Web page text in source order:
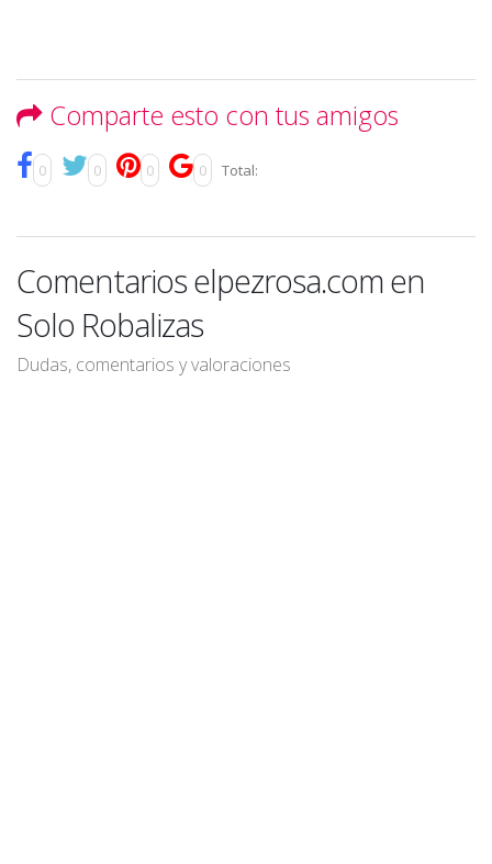
Comparte esto con tus amigos
0 0 0 0 Total:
Comentarios elpezrosa.com en
Solo Robalizas
Dudas, comentarios y valoraciones